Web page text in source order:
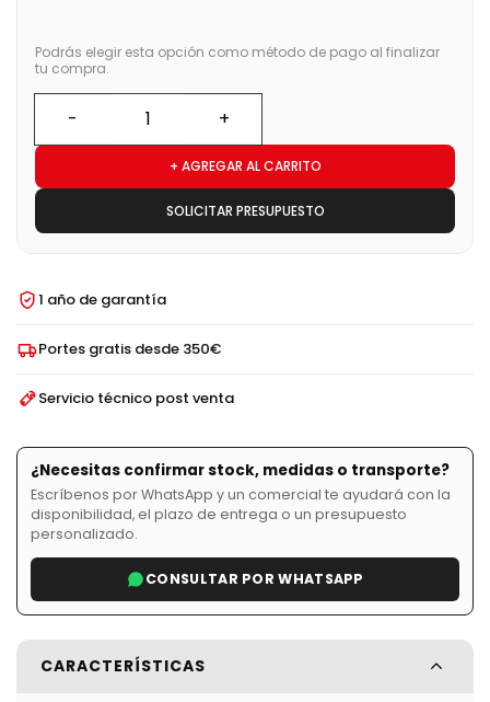
Podrás elegir esta opción como método de pago al finalizar
tu compra.
+ AGREGAR AL CARRITO
SOLICITAR PRESUPUESTO
1 año de garantía
Portes gratis desde 350€
Servicio técnico post venta
¿Necesitas confirmar stock, medidas o transporte?
Escríbenos por WhatsApp y un comercial te ayudará con la
disponibilidad, el plazo de entrega o un presupuesto
personalizado.
CONSULTAR POR WHATSAPP
CARACTERÍSTICAS